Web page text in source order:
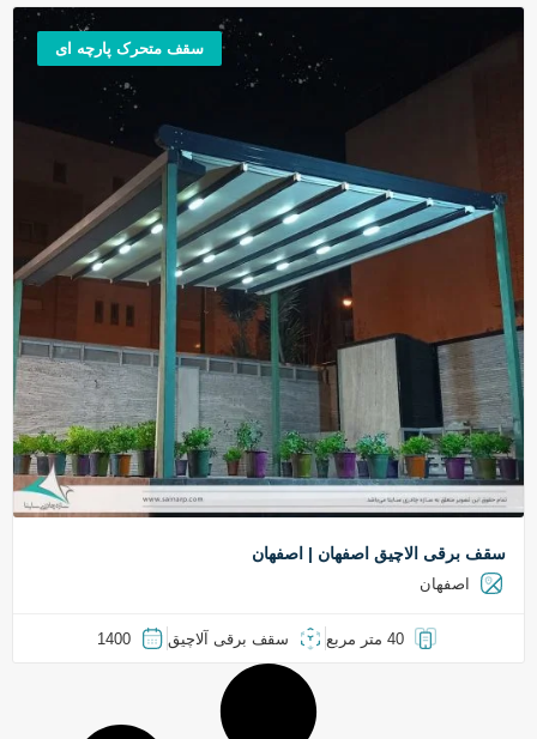
سقف متحرک پارچه ای
سقف برقی الاچیق اصفهان | اصفهان
اصفهان
40 متر مربع سقف برقی آلاچیق 1400